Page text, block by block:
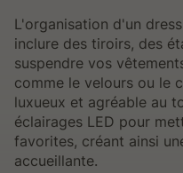
L'organisation d'un
inclure des tiroirs, des
suspendre vos
comme le velours ou le
luxueux et agréable au
éclairages LED pour
favorites, créant ainsi
accueillante.